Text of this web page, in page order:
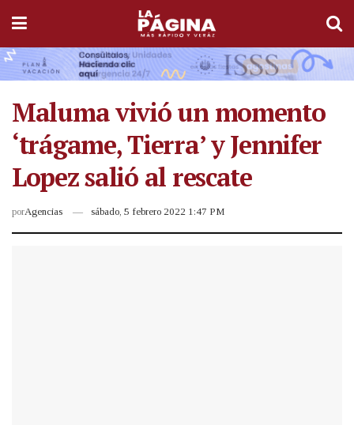
Maluma vivió un momento
‘trágame, Tierra’ y Jennifer
Lopez salió al rescate
porAgencias sábado, 5 febrero 2022 1:47 PM